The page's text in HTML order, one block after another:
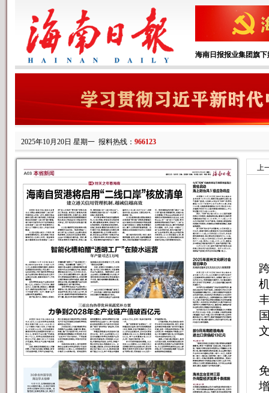
海南日报报业集团旗下
2025年10月20日 星期一 报料热线： 966123
上